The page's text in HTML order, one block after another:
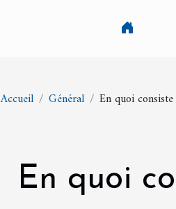
Accueil Général En quoi
En quoi